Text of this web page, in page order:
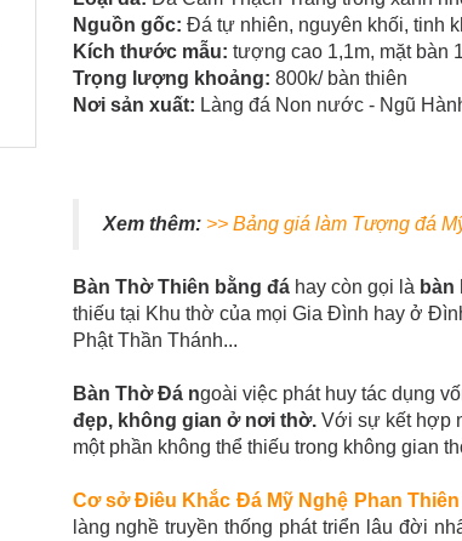
Nguồn gốc: Đá tự nhiên, nguyên khối, tinh
Kích thước mẫu: tượng cao 1,1m, mặt bàn
Trọng lượng khoảng: 800k/ bàn thiên
Nơi sản xuất: Làng đá Non nước - Ngũ
Xem thêm: >> Bảng giá làm Tượng đá
Bàn Thờ Thiên bằng đáhay còn gọi là bàn
thiếu tại Khu thờ của mọi Gia Đình hay ở
Phật Thần Thánh...
Bàn Thờ Đá ngoài việc phát huy tác dụng
đẹp, không gian ở nơi thờ. Với sự kết hợp
một phần không thể thiếu trong không gian
Cơ sở Điêu Khắc Đá Mỹ Nghệ Phan Thiên
làng nghề truyền thống phát triển lâu đời